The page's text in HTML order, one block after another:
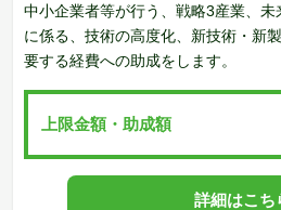
中小企業者等が行う、戦略3産業、
に係る、技術の高度化、新技術・新
要する経費への助成をします。
上限金額・助成額
詳細はこち